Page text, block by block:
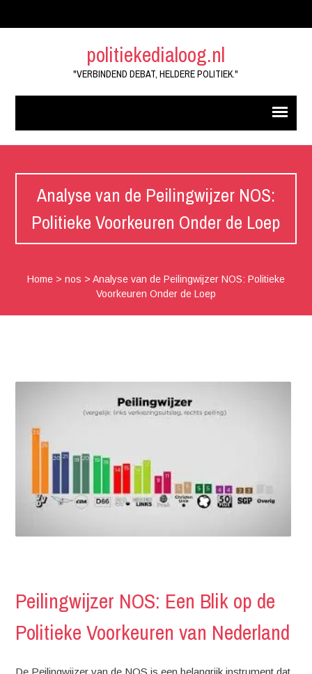
politiekedialoog.nl
"VERBINDEND DEBAT, HELDERE POLITIEK."
Analyse van de Peilingwijzer NOS:
Politieke Voorkeuren Onder de Loep
Home> nos > Analyse van de Peilingwijzer NOS: Politieke
Voorkeuren Onder de Loep
Peilingwijzer NOS: Een Blik op de
Politieke Voorkeuren van Nederland
De Peilingwijzer van de NOS is een belangrijk instrument dat